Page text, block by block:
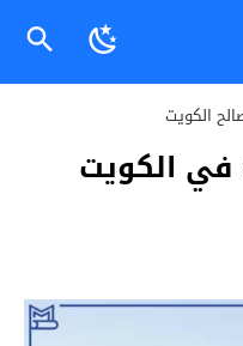
الكويت
في الكويت